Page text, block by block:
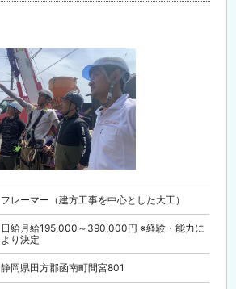
フレーマー（建方工事を中心とした大工）
日給月給195,000～390,000円 ※経験・能力に
より決定
静岡県田方郡函南町間宮801